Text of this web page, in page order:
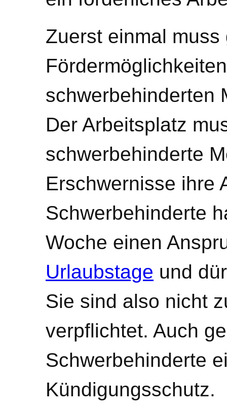
Zuerst einmal
schwerbehinderten
Der Arbeitsplatz
schwerbehinderte
Erschwernisse ihre
Schwerbehinderte
Woche einen
Urlaubstage und
Sie sind also nicht
verpflichtet. Auch
Schwerbehinderte
Kündigungsschutz.